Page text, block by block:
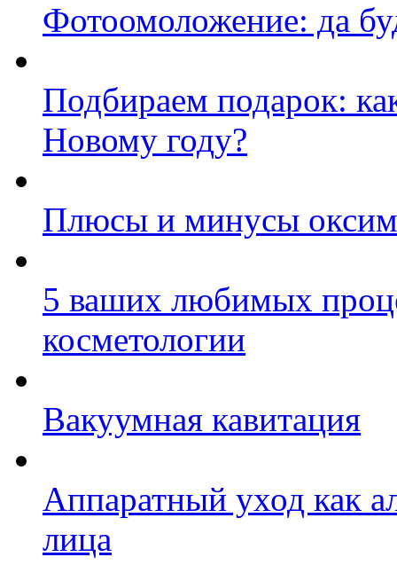
Фотоомоложение: да
Подбираем подарок:
Новому году?
Плюсы и минусы
5 ваших любимых
косметологии
Вакуумная кавитация
Аппаратный уход как
лица